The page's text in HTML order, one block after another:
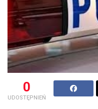
0
UDOSTĘPNIEŃ